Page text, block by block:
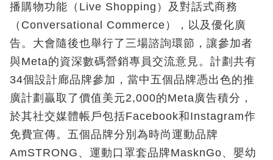
播購物功能（Live Shopping）及對話式商務
（Conversational Commerce），以及優化廣
告。大會隨後也舉行了三場諮詢環節，讓參加者
與Meta的資深數碼營銷專員交流意見。計劃共有
34個設計廊品牌參加，當中五個品牌憑出色的推
廣計劃贏取了價值美元2,000的Meta廣告積分，
於其社交媒體帳戶包括Facebook和Instagram作
免費宣傳。五個品牌分別為時尚運動品牌
AmSTRONG、運動口罩套品牌MasknGo、嬰幼